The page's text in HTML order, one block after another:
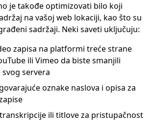
je takođe optimizovati bilo koji
na vašoj web lokaciji, kao što su
sadržaji. Neki saveti uključuju:
zapisa na platformi treće strane
ili Vimeo da biste smanjili
servera
oznake naslova i opisa za
ili titlove za pristupačnost